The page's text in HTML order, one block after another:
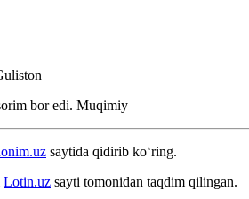
bor edi. Muqimiy
saytida qidirib ko‘ring.
Lotin.uz sayti tomonidan taqdim qilingan.